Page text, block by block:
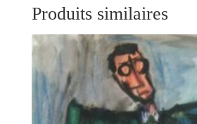
Produits similaires